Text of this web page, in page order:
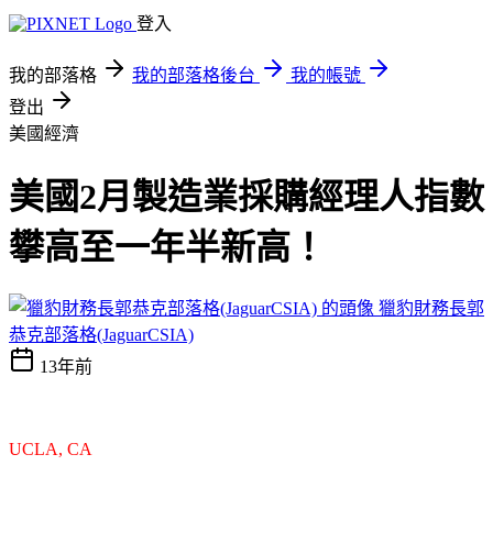
登入
我的部落格 我的部落格後台
我的帳號
登出
美國經濟
美國2月製造業採購經理人指數
攀高至一年半新高！
獵豹財務長郭
恭克部落格(JaguarCSIA)
13年前
UCLA, CA